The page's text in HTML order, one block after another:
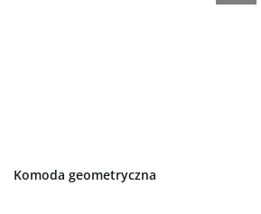
Komoda geometryczna